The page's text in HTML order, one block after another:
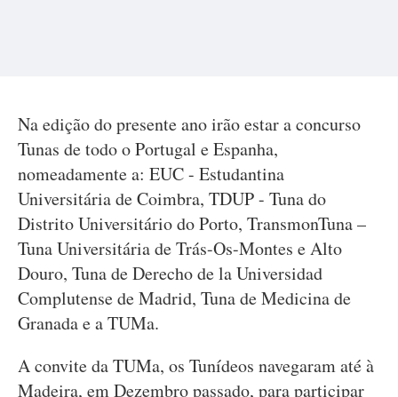
Na edição do presente ano irão estar a concurso
Tunas de todo o Portugal e Espanha,
nomeadamente a: EUC - Estudantina
Universitária de Coimbra, TDUP - Tuna do
Distrito Universitário do Porto, TransmonTuna –
Tuna Universitária de Trás-Os-Montes e Alto
Douro, Tuna de Derecho de la Universidad
Complutense de Madrid, Tuna de Medicina de
Granada e a TUMa.
A convite da TUMa, os Tunídeos navegaram até à
Madeira, em Dezembro passado, para participar